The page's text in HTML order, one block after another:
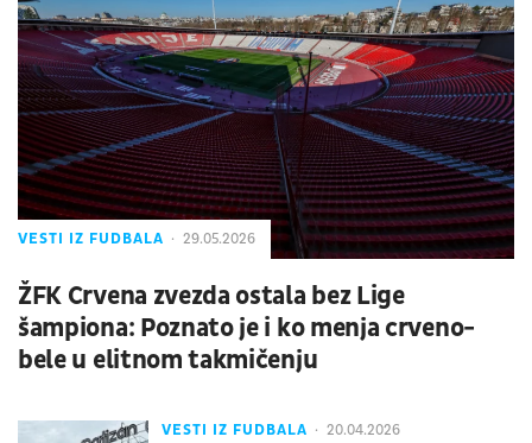
VESTI IZ FUDBALA 29.05.2026
ŽFK Crvena zvezda ostala bez Lige
šampiona: Poznato je i ko menja crveno-
bele u elitnom takmičenju
VESTI IZ FUDBALA 20.04.2026